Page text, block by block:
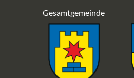
Gesamtgemeinde